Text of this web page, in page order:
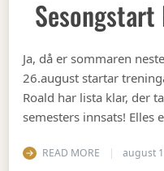
Sesongstart
Ja, då er sommaren
26.august startar
Roald har lista klar, der
semesters innsats!
READ MORE august